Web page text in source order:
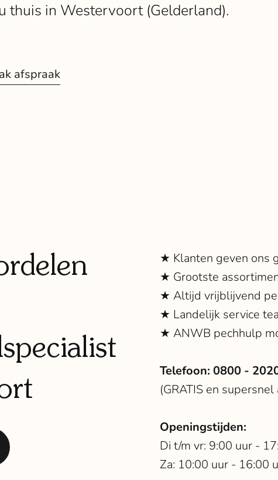
thuis in Westervoort (Gelderland).
afspraak
★ Klanten geven ons
★ Grootste
★ Altijd vrijblijvend
★ Landelijk service
★ ANWB pechhulp
Telefoon: 0800 -
(GRATIS en
Openingstijden:
Di t/m vr: 9:00 uur -
Za: 10:00 uur - 16:00